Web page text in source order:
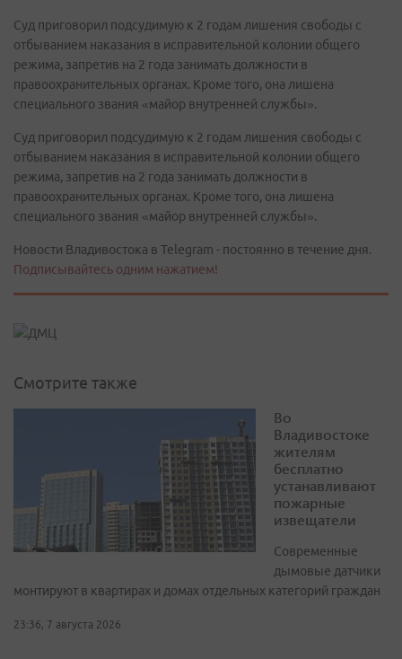
Суд приговорил подсудимую к 2 годам лишения свободы с
отбыванием наказания в исправительной колонии общего
режима, запретив на 2 года занимать должности в
правоохранительных органах. Кроме того, она лишена
специального звания «майор внутренней службы».
Суд приговорил подсудимую к 2 годам лишения свободы с
отбыванием наказания в исправительной колонии общего
режима, запретив на 2 года занимать должности в
правоохранительных органах. Кроме того, она лишена
специального звания «майор внутренней службы».
Новости Владивостока в Telegram - постоянно в течение дня.
Подписывайтесь одним нажатием!
Смотрите также
Во
Владивостоке
жителям
бесплатно
устанавливают
пожарные
извещатели
Современные
дымовые датчики
монтируют в квартирах и домах отдельных категорий граждан
23:36, 7 августа 2026